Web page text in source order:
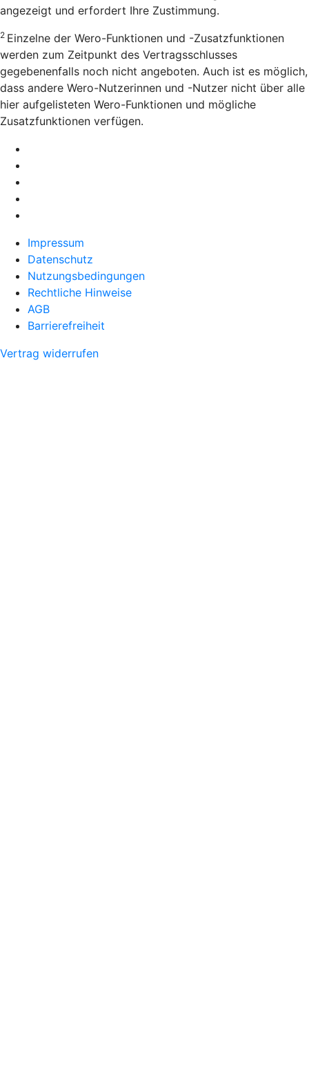
angezeigt und erfordert Ihre Zustimmung.
2 Einzelne der Wero-Funktionen und -Zusatzfunktionen
werden zum Zeitpunkt des Vertragsschlusses
gegebenenfalls noch nicht angeboten. Auch ist es möglich,
dass andere Wero-Nutzerinnen und -Nutzer nicht über alle
hier aufgelisteten Wero-Funktionen und mögliche
Zusatzfunktionen verfügen.
Impressum
Datenschutz
Nutzungsbedingungen
Rechtliche Hinweise
AGB
Barrierefreiheit
Vertrag widerrufen